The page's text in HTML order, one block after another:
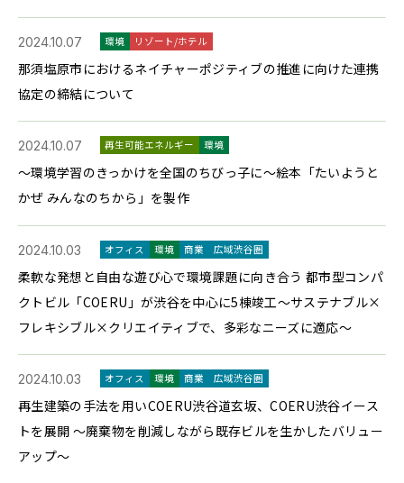
2024.10.07 環境 リゾート/ホテル
那須塩原市におけるネイチャーポジティブの推進に向けた連携
協定の締結について
2024.10.07 再生可能エネルギー 環境
～環境学習のきっかけを全国のちびっ子に～絵本「たいようと
かぜ みんなのちから」を製作
2024.10.03 オフィス 環境 商業 広域渋谷圏
柔軟な発想と自由な遊び心で環境課題に向き合う 都市型コンパ
クトビル「COERU」が渋谷を中心に5棟竣工～サステナブル×
フレキシブル×クリエイティブで、多彩なニーズに適応〜
2024.10.03 オフィス 環境 商業 広域渋谷圏
再生建築の手法を用いCOERU渋谷道玄坂、COERU渋谷イース
トを展開 ～廃棄物を削減しながら既存ビルを生かしたバリュー
アップ～